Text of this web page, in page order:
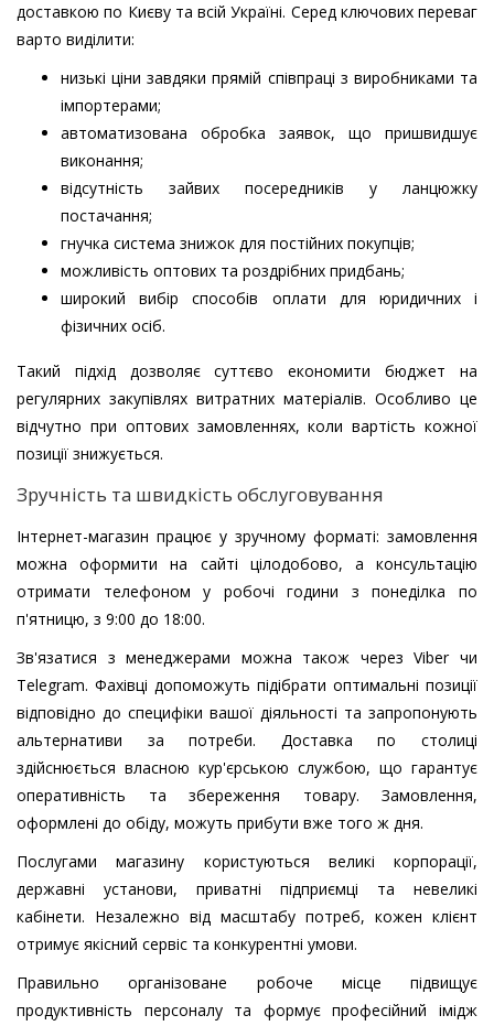
доставкою по Києву та всій Україні. Серед ключових переваг
варто виділити:
низькі ціни завдяки прямій співпраці з виробниками та
імпортерами;
автоматизована обробка заявок, що пришвидшує
виконання;
відсутність зайвих посередників у ланцюжку
постачання;
гнучка система знижок для постійних покупців;
можливість оптових та роздрібних придбань;
широкий вибір способів оплати для юридичних і
фізичних осіб.
Такий підхід дозволяє суттєво економити бюджет на
регулярних закупівлях витратних матеріалів. Особливо це
відчутно при оптових замовленнях, коли вартість кожної
позиції знижується.
Зручність та швидкість обслуговування
Інтернет-магазин працює у зручному форматі: замовлення
можна оформити на сайті цілодобово, а консультацію
отримати телефоном у робочі години з понеділка по
п'ятницю, з 9:00 до 18:00.
Зв'язатися з менеджерами можна також через Viber чи
Telegram. Фахівці допоможуть підібрати оптимальні позиції
відповідно до специфіки вашої діяльності та запропонують
альтернативи за потреби. Доставка по столиці
здійснюється власною кур'єрською службою, що гарантує
оперативність та збереження товару. Замовлення,
оформлені до обіду, можуть прибути вже того ж дня.
Послугами магазину користуються великі корпорації,
державні установи, приватні підприємці та невеликі
кабінети. Незалежно від масштабу потреб, кожен клієнт
отримує якісний сервіс та конкурентні умови.
Правильно організоване робоче місце підвищує
продуктивність персоналу та формує професійний імідж